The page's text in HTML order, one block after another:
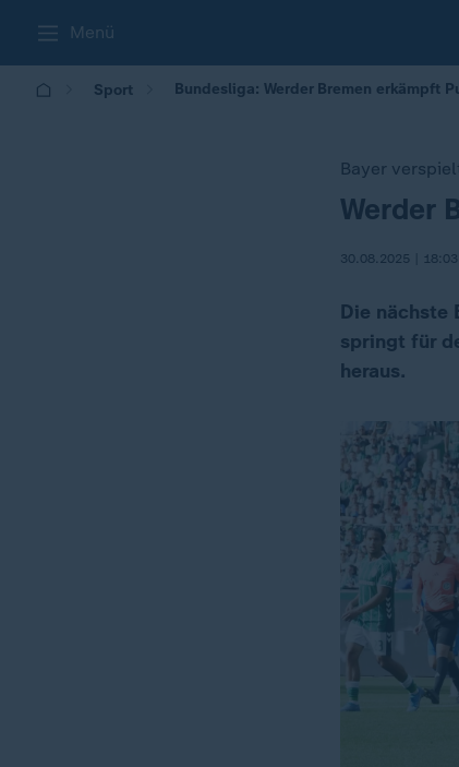
Menü
Sport Bundesliga: Werder Bremen erkämpft
Bayer
:
Werder
30.08.2025 | 18:03
Die nächste
springt für
heraus.